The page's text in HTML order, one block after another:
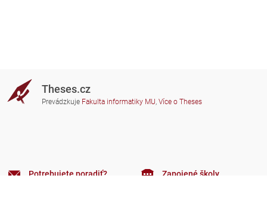
Theses.cz
Prevádzkuje Fakulta informatiky MU, Více o Theses
Potrebujete poradiť? Zapojené školy